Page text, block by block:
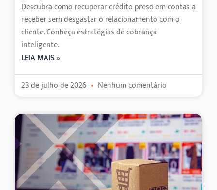
Descubra como recuperar crédito preso em contas a
receber sem desgastar o relacionamento com o
cliente. Conheça estratégias de cobrança
inteligente.
LEIA MAIS »
23 de julho de 2026 Nenhum comentário